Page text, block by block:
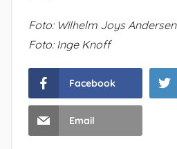
Foto: Wilhelm Joys Andersen
Foto: Inge Knoff
Facebook
Email